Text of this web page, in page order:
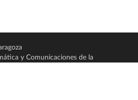
y Comunicaciones de la